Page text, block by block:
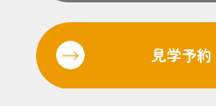
見学予約